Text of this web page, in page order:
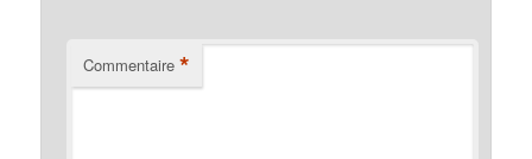
Commentaire *